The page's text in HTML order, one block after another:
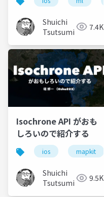
Shuichi
Tsutsumi
7.4K
Isochrone API がおも
しろいので紹介する
ios mapkit
Shuichi
Tsutsumi
9.5K